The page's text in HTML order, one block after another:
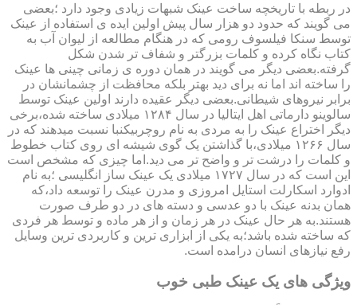
در ربطه با تاریخچه ساخت عینک شبهات زیادی وجود دارد ؛بعضی
می گویند که حدود دو هزار سال پیش اولین ایده ی استفاده از عینک
توسط سنکا فیلسوف رومی که در هنگام مطالعه از لیوان آب به
کتاب نگاه کرده و کلمات بزرگتر و شفاف تر شدن شکل
گرفته.بعضی دیگر می گویند در همان دوره ی زمانی چینی ها عینک
را ساخته اند اما نه برای دید بهتر بلکه محافظت از چشمانشان در
برابر نیروهای شیطانی.بعضی دیگر عقیده دارند اولین عینک توسط
سالوینو دارماتی اهل ایتالیا در سال ۱۲۸۴ میلادی ساخته شده،برخی
دیگر اختراع عینک را به مردی به نام روچربیکنبا نسبت میدهند که در
سال ۱۲۶۶ میلادی،با گذاشتن یک گوی شیشه ای روی کتاب خطوط
و کلمات را درشت تر و واضح تر می دید.اما چیزی که مشخص است
این است که در سال ۱۷۲۷ میلادی یک عینک ساز انگلیسی ؛به نام
ادوارد اسکارلت استایل امروزی و مدرن عینک را توسعه داد،که
همان بدنه عینک با دو عدسی و دسته های در دو طرف صورت
هستند.به هر حال عینک در هر زمان و از هر ماده و توسط هر فردی
که ساخته شده باشد؛به یکی از ابزاری ترین و کاربردی ترین وسایل
رفع نیازهای انسان درامده است.
ویژگی های یک عینک طبی خوب